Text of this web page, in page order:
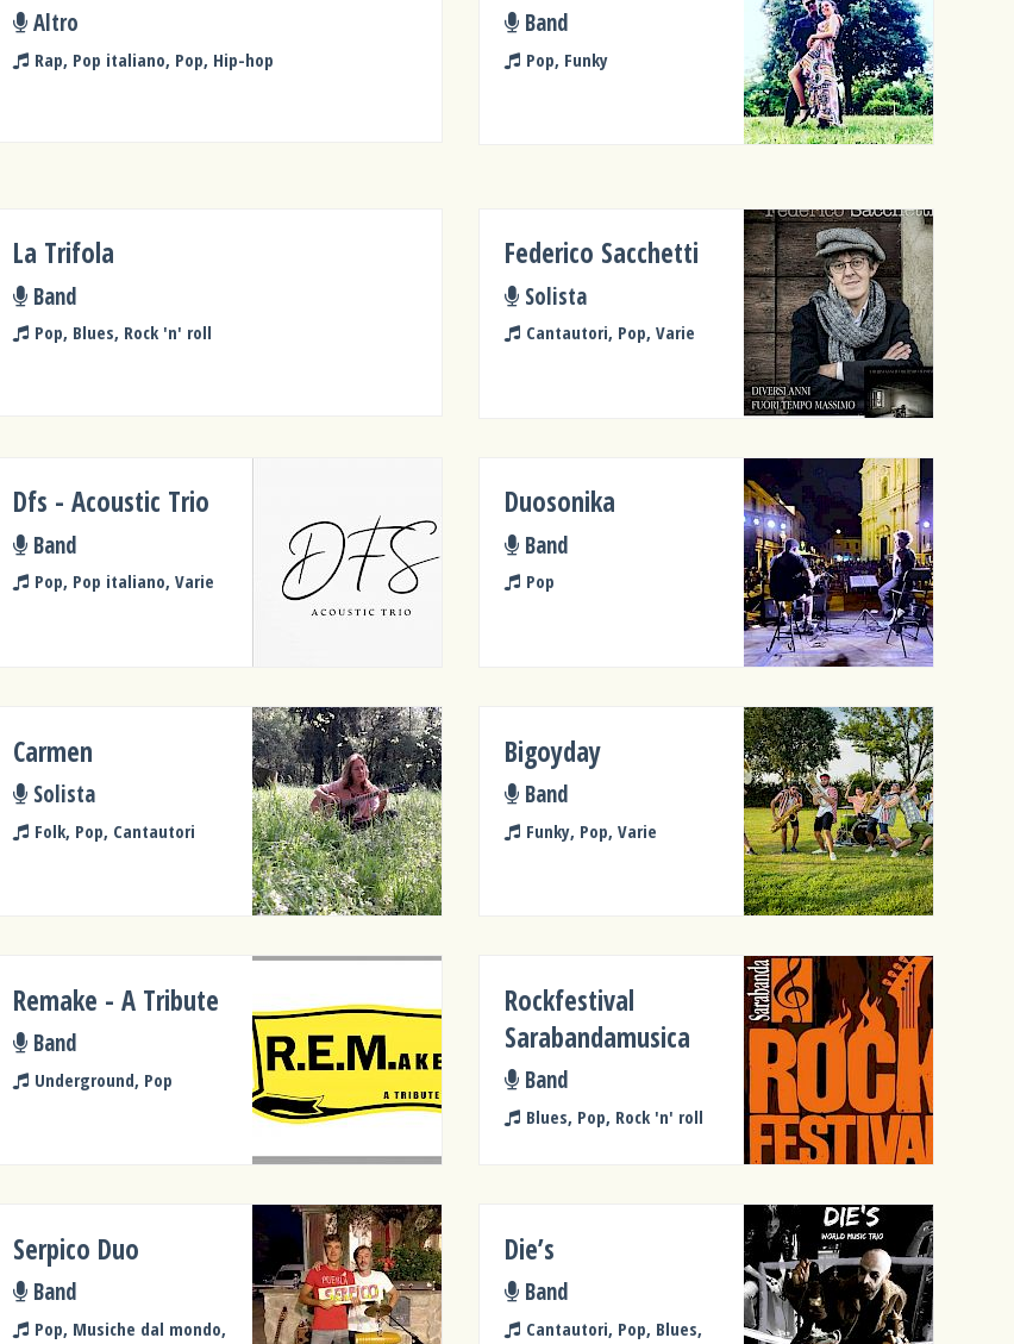
Altro
Rap, Pop italiano, Pop, Hip-hop
Band
Pop, Funky
La Trifola
Band
Pop, Blues, Rock 'n' roll
Federico Sacchetti
Solista
Cantautori, Pop, Varie
Dfs - Acoustic Trio
Band
Pop, Pop italiano, Varie
Duosonika
Band
Pop
Carmen
Solista
Folk, Pop, Cantautori
Bigoyday
Band
Funky, Pop, Varie
Remake - A Tribute
Band
Underground, Pop
Rockfestival
Sarabandamusica
Band
Blues, Pop, Rock 'n' roll
Serpico Duo
Band
Pop, Musiche dal mondo,
Die’s
Band
Cantautori, Pop, Blues,